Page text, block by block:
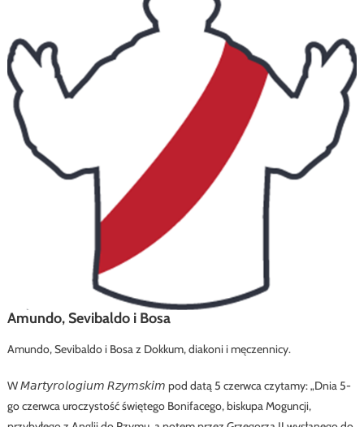
Amundo, Sevibaldo i Bosa
Amundo, Sevibaldo i Bosa z Dokkum, diakoni i męczennicy.
W 𝘔𝘢𝘳𝘵𝘺𝘳𝘰𝘭𝘰𝘨𝘪𝘶𝘮 𝘙𝘻𝘺𝘮𝘴𝘬𝘪𝘮 pod datą 5 czerwca czytamy: „Dnia 5-
go czerwca uroczystość świętego Bonifacego, biskupa Moguncji,